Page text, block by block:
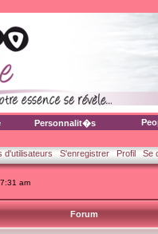
Personnalit�s
d'utilisateurs S'enregistrer Profil Se
am
Forum